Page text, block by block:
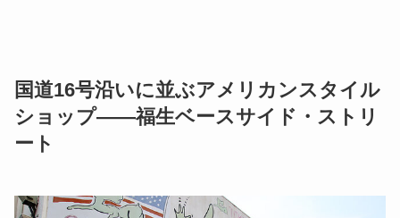
国道16号沿いに並ぶアメリカンスタイル
ショップ――福生ベースサイド・ストリ
ート